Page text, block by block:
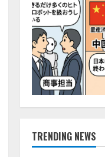
TRENDING NEWS
5
1